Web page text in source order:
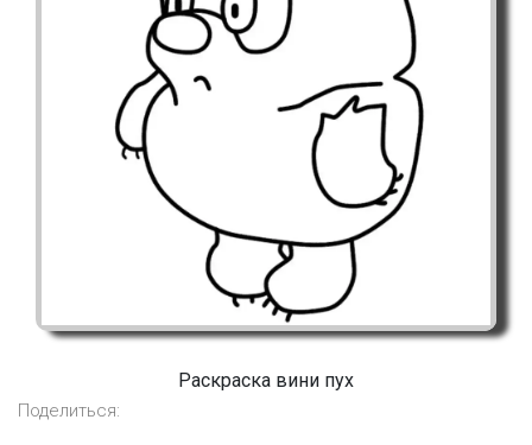
Раскраска вини пух
Поделиться: